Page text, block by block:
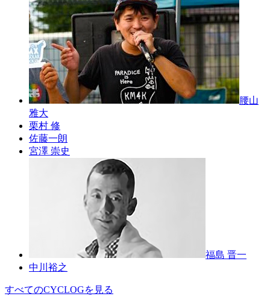
腰山
雅大
栗村 修
佐藤一朗
宮澤 崇史
福島 晋一
中川裕之
すべてのCYCLOGを見る